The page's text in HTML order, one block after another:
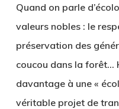
Quand on parle
valeurs nobles : le
préservation des
coucou dans la forêt…
davantage à une «
véritable projet de